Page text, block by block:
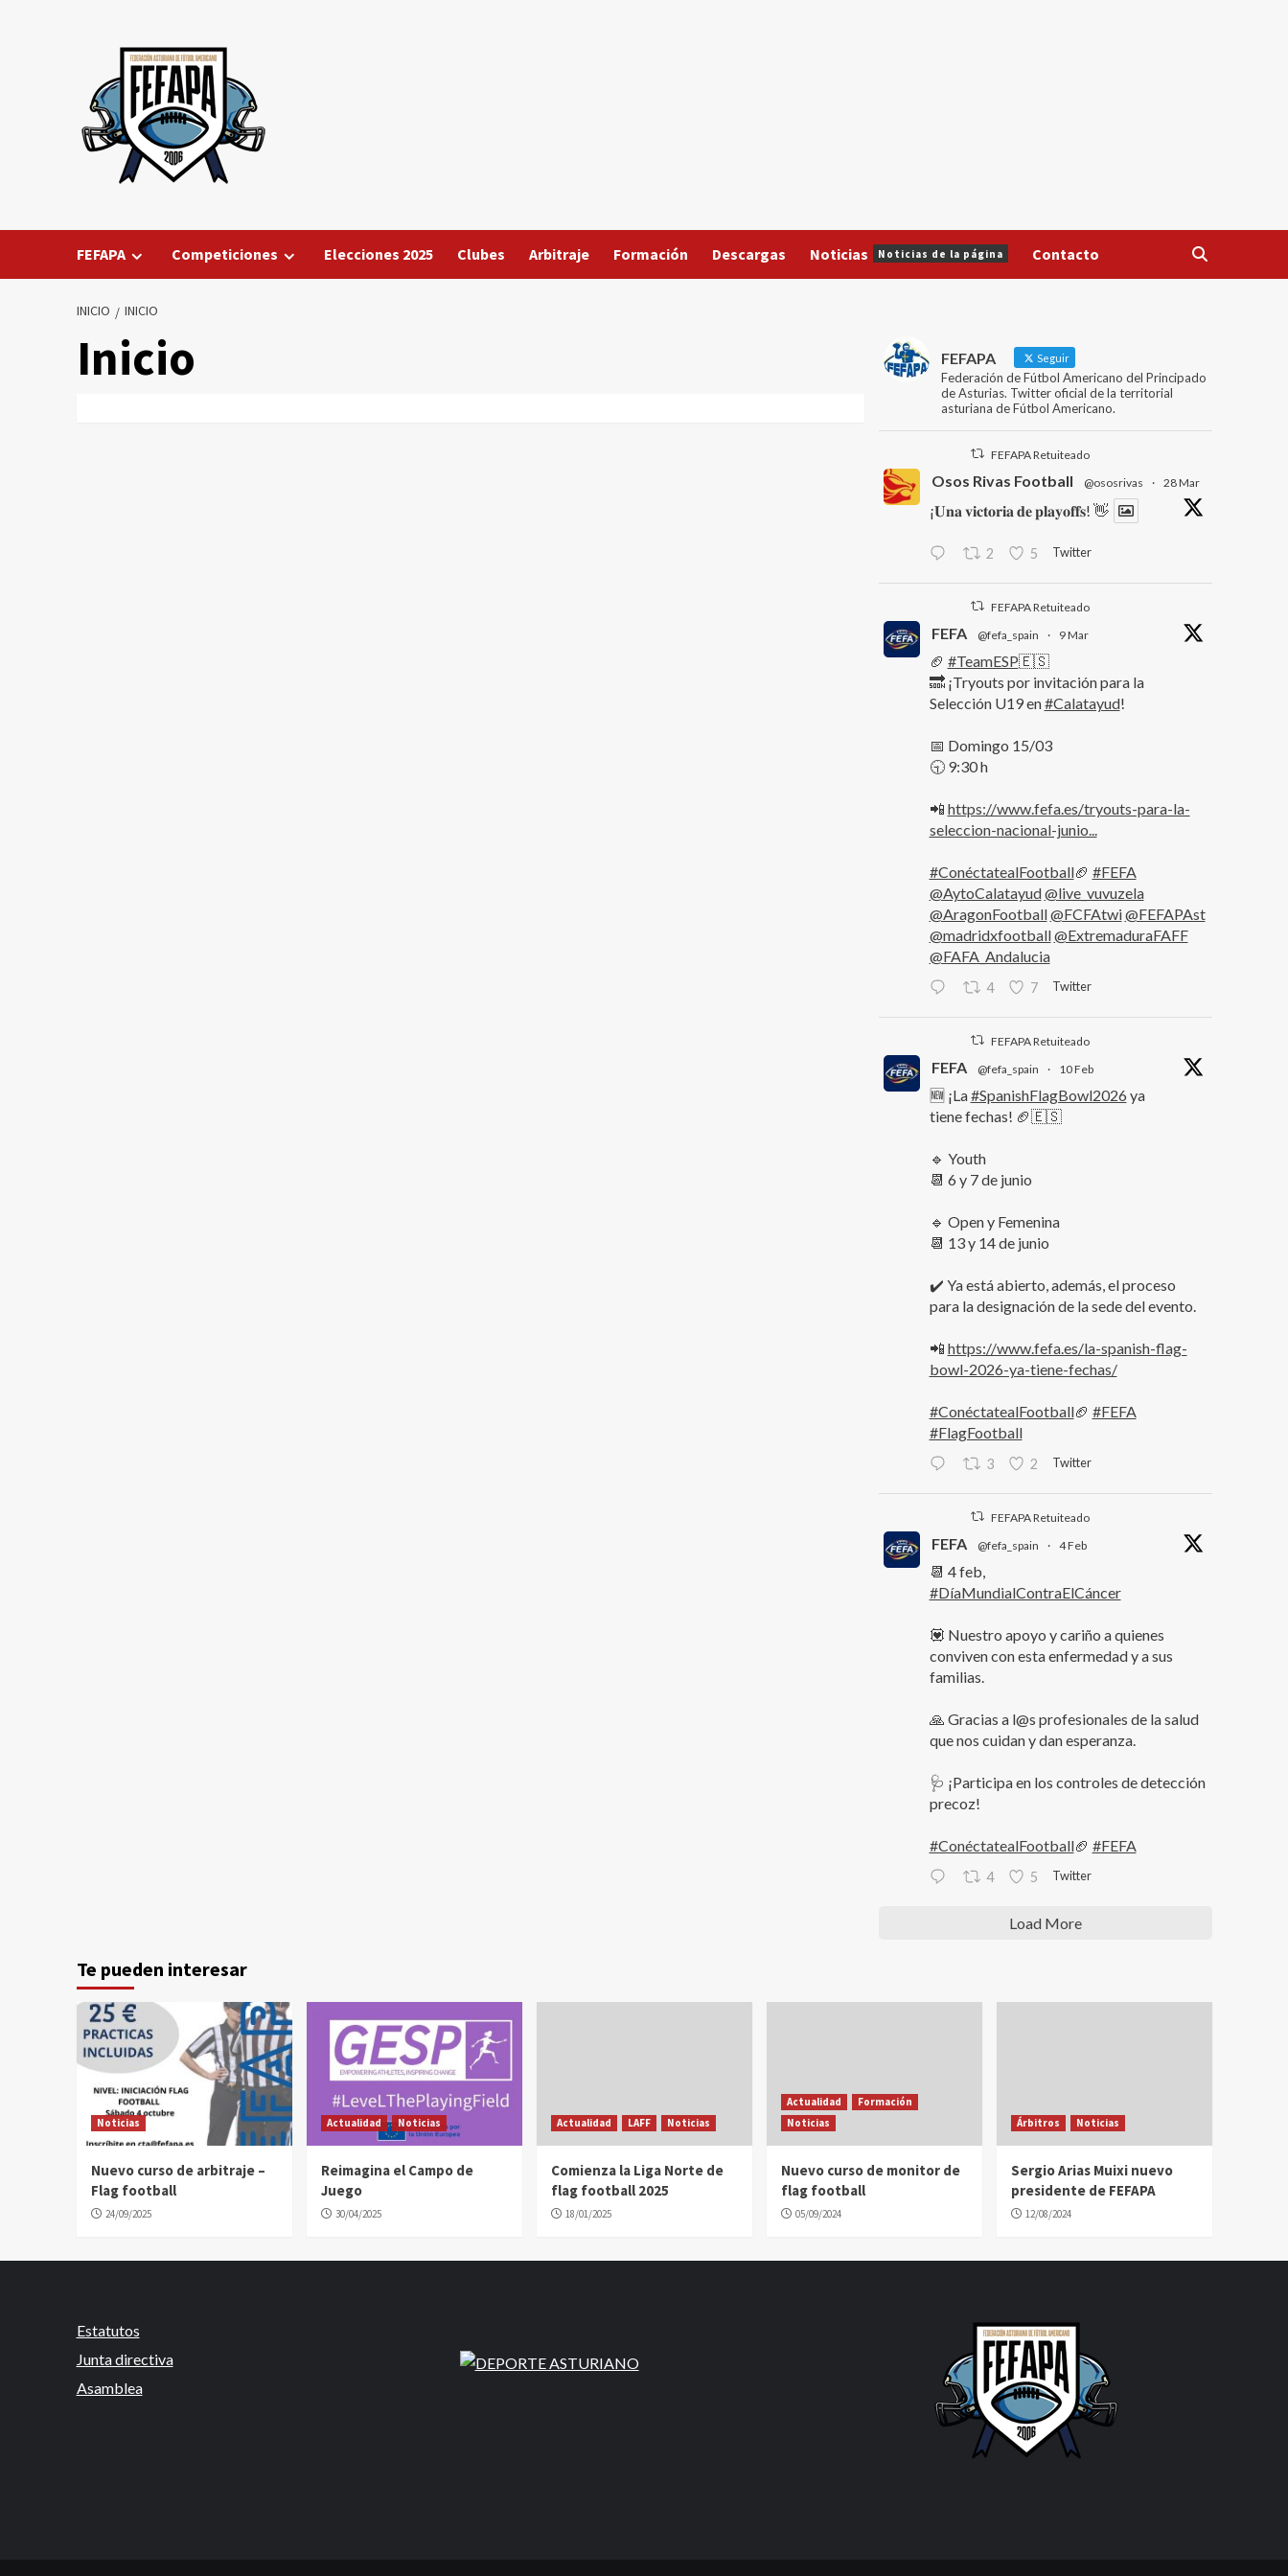
FEFAPA Competiciones Elecciones 2025 Clubes Arbitraje Formación Descargas Noticias Noticias de la página Contacto
INICIO INICIO
Inicio FEFAPA Seguir
Federación de Fútbol Americano del Principado
de Asturias. Twitter oficial de la territorial
asturiana de Fútbol Americano.
FEFAPA Retuiteado
Osos Rivas Football @ososrivas · 28 Mar
¡𝐔𝐧𝐚 𝐯𝐢𝐜𝐭𝐨𝐫𝐢𝐚 𝐝𝐞 𝐩𝐥𝐚𝐲𝐨𝐟𝐟𝐬! 👋
2 5 Twitter
FEFAPA Retuiteado
FEFA @fefa_spain · 9 Mar
🏈 #TeamESP🇪🇸
🔜 ¡Tryouts por invitación para la
Selección U19 en#Calatayud!
📅 Domingo 15/03
🕤 9:30 h
📲 https://www.fefa.es/tryouts-para-la-
seleccion-nacional-junio...
#ConéctatealFootball🏈 #FEFA
@AytoCalatayud@live_vuvuzela
@AragonFootball@FCFAtwi@FEFAPAst
@madridxfootball@ExtremaduraFAFF
@FAFA_Andalucia
4 7 Twitter
FEFAPA Retuiteado
FEFA @fefa_spain · 10 Feb
🆕 ¡La#SpanishFlagBowl2026 ya
tiene fechas! 🏈🇪🇸
🔹 Youth
📆 6 y 7 de junio
🔹 Open y Femenina
📆 13 y 14 de junio
✔️ Ya está abierto, además, el proceso
para la designación de la sede del evento.
📲 https://www.fefa.es/la-spanish-flag-
bowl-2026-ya-tiene-fechas/
#ConéctatealFootball🏈 #FEFA
#FlagFootball
3 2 Twitter
FEFAPA Retuiteado
FEFA @fefa_spain · 4 Feb
📆 4 feb,
#DíaMundialContraElCáncer
💟 Nuestro apoyo y cariño a quienes
conviven con esta enfermedad y a sus
familias.
🙏 Gracias a l@s profesionales de la salud
que nos cuidan y dan esperanza.
🩺 ¡Participa en los controles de detección
precoz!
#ConéctatealFootball🏈 #FEFA
4 5 Twitter
Load More
Te pueden interesar
Noticias
Nuevo curso de arbitraje –
Flag football
24/09/2025
Actualidad Noticias
Reimagina el Campo de
Juego
30/04/2025
Actualidad LAFF Noticias
Comienza la Liga Norte de
flag football 2025
18/01/2025
Actualidad
Formación
Noticias
Nuevo curso de monitor de
flag football
05/09/2024
Árbitros Noticias
Sergio Arias Muixi nuevo
presidente de FEFAPA
12/08/2024
Estatutos
Junta directiva
Asamblea